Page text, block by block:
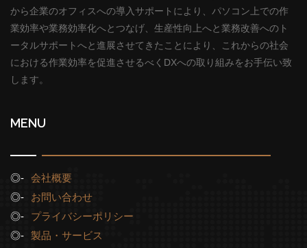
から企業のオフィスへの導入サポートにより、パソコン上での作
業効率や業務効率化へとつなげ、生産性向上へと業務改善へのト
ータルサポートへと進展させてきたことにより、これからの社会
における作業効率を促進させるべくDXへの取り組みをお手伝い致
します。
MENU
会社概要
お問い合わせ
プライバシーポリシー
製品・サービス